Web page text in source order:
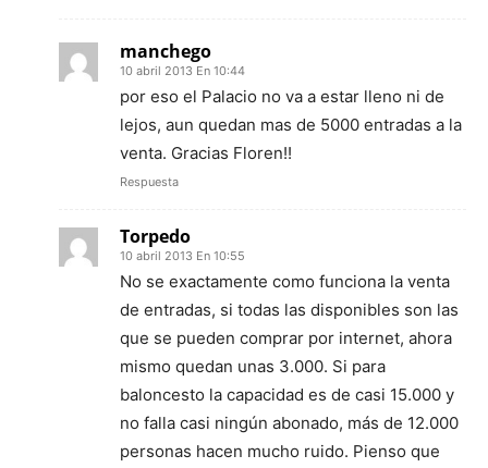
manchego
10 abril 2013 En 10:44
por eso el Palacio no va a estar lleno ni de
lejos, aun quedan mas de 5000 entradas a la
venta. Gracias Floren!!
Respuesta
Torpedo
10 abril 2013 En 10:55
No se exactamente como funciona la venta
de entradas, si todas las disponibles son las
que se pueden comprar por internet, ahora
mismo quedan unas 3.000. Si para
baloncesto la capacidad es de casi 15.000 y
no falla casi ningún abonado, más de 12.000
personas hacen mucho ruido. Pienso que